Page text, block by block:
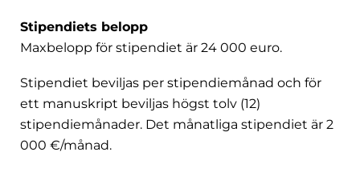
Stipendiets belopp
Maxbelopp för stipendiet är 24 000 euro.
Stipendiet beviljas per stipendiemånad och för
ett manuskript beviljas högst tolv (12)
stipendiemånader. Det månatliga stipendiet är 2
000 €/månad.